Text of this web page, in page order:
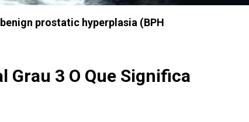
prostatic hyperplasia (BPH
3 O Que Significa